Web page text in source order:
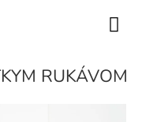
RUKÁVOM